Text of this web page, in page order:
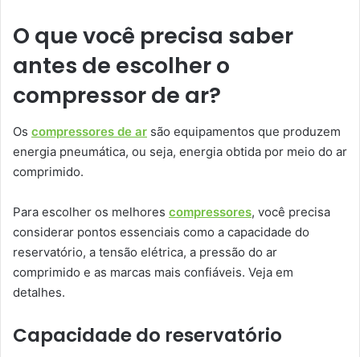
O que você precisa saber
antes de escolher o
compressor de ar?
Os compressores de ar são equipamentos que produzem
energia pneumática, ou seja, energia obtida por meio do ar
comprimido.
Para escolher os melhores compressores, você precisa
considerar pontos essenciais como a capacidade do
reservatório, a tensão elétrica, a pressão do ar
comprimido e as marcas mais confiáveis. Veja em
detalhes.
Capacidade do reservatório